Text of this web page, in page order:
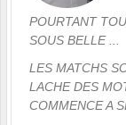
POURTANT
SOUS BELLE ...
LES MATCHS
LACHE DES
COMMENCE A